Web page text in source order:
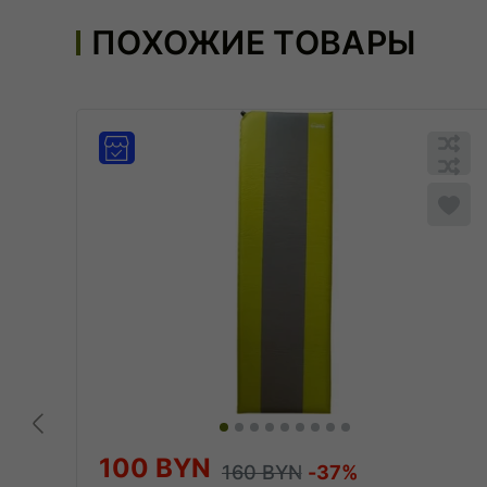
ПОХОЖИЕ ТОВАРЫ
100 BYN 160 BYN -37%